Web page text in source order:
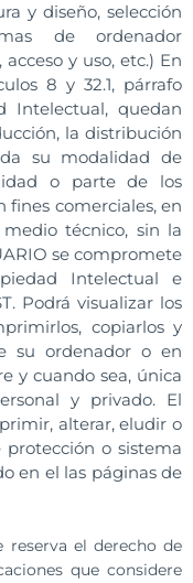
y diseño, selección
de ordenador
y uso, etc.) En
8 y 32.1, párrafo
Intelectual, quedan
la distribución
su modalidad de
o parte de los
fines comerciales, en
técnico, sin la
se compromete
Intelectual e
Podrá visualizar los
copiarlos y
su ordenador o en
y cuando sea, única
y privado. El
alterar, eludir o
o sistema
en el las páginas de
reserva el derecho de
que considere